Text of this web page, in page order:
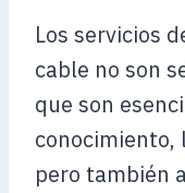
Los servicios
cable no son
que son
conocimiento,
pero también